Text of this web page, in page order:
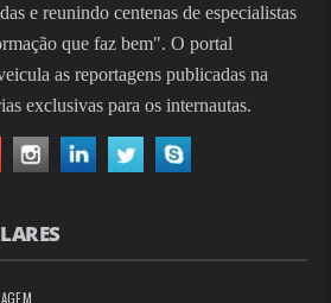
e reunindo centenas de especialistas
que faz bem". O portal
as reportagens publicadas na
exclusivas para os internautas.